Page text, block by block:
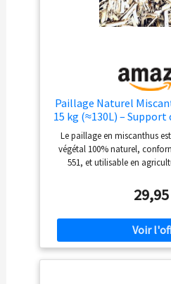
Paillage Naturel
15 kg (≈130L) – Support
551 – 100% Végétal,
Herbes, Retient
et
Le paillage en miscanthus
végétal 100% naturel,
551, et utilisable en
défoissonné), il protège
arbustes et potagers tout
durable. Fabrication
miscanthus cultivé et
à la norme NF U 44-551, belle
d’Usage: Idéale pour le